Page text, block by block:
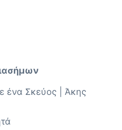
ένα Σκεύος | Άκης